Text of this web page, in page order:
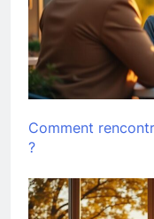
Comment
?